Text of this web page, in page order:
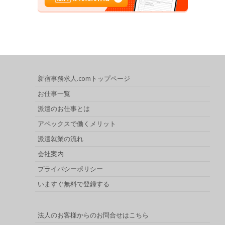
新宿事務求人.comトップページ
お仕事一覧
派遣のお仕事とは
アペックスで働くメリット
派遣就業の流れ
会社案内
プライバシーポリシー
いますぐ無料で登録する
法人のお客様からのお問合せはこちら